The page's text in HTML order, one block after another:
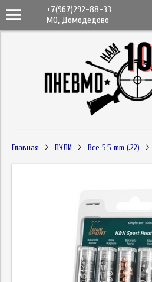
+7(967)292-88-33
МО, Домодедово
Главная ПУЛИ Все 5,5 mm (.22)